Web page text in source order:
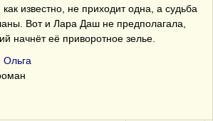
известно, не приходит одна, а судьба
Вот и Лара Даш не предполагала,
начнёт её приворотное зелье.
Ольга